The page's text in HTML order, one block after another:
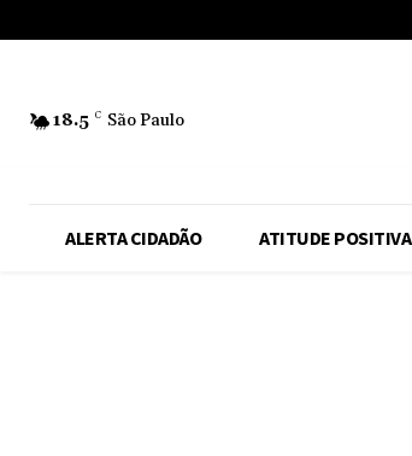
18.5 C São Paulo
ALERTA CIDADÃO ATITUDE POSITIVA